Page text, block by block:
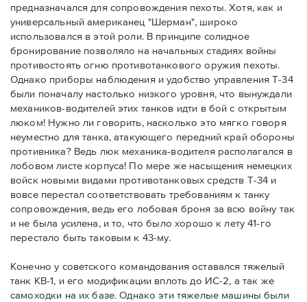
предназначался для сопровождения пехоты. Хотя, как и
универсальный американец "Шерман", широко
использовался в этой роли. В принципе солидное
бронирование позволяло на начальных стадиях войны
противостоять огню противотанкового оружия пехоты.
Однако приборы наблюдения и удобство управления Т-34
были поначалу настолько низкого уровня, что вынуждали
механиков-водителей этих танков идти в бой с открытым
люком! Нужно ли говорить, насколько это мягко говоря
неуместно для танка, атакующего передний край обороны
противника? Ведь люк механика-водителя располагался в
лобовом листе корпуса! По мере же насыщения немецких
войск новыми видами противотанковых средств Т-34 и
вовсе перестал соответствовать требованиям к танку
сопровождения, ведь его лобовая броня за всю войну так
и не была усилена, и то, что было хорошо к лету 41-го
перестало быть таковым к 43-му.
Конечно у советского командования оставался тяжелый
танк КВ-1, и его модификации вплоть до ИС-2, а так же
самоходки на их базе. Однако эти тяжелые машины были